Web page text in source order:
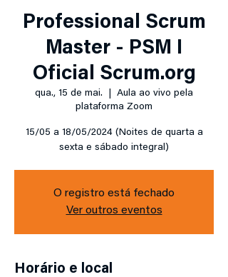
Professional Scrum
Master - PSM I
Oficial Scrum.org
qua., 15 de mai.
Aula ao vivo pela
plataforma Zoom
15/05 a 18/05/2024 (Noites de quarta a
sexta e sábado integral)
O registro está fechado
Ver outros eventos
Horário e local